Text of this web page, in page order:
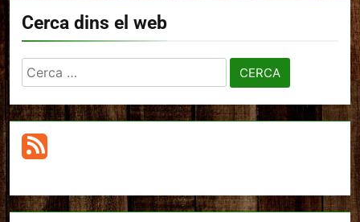
Cerca dins el web
Cerca: